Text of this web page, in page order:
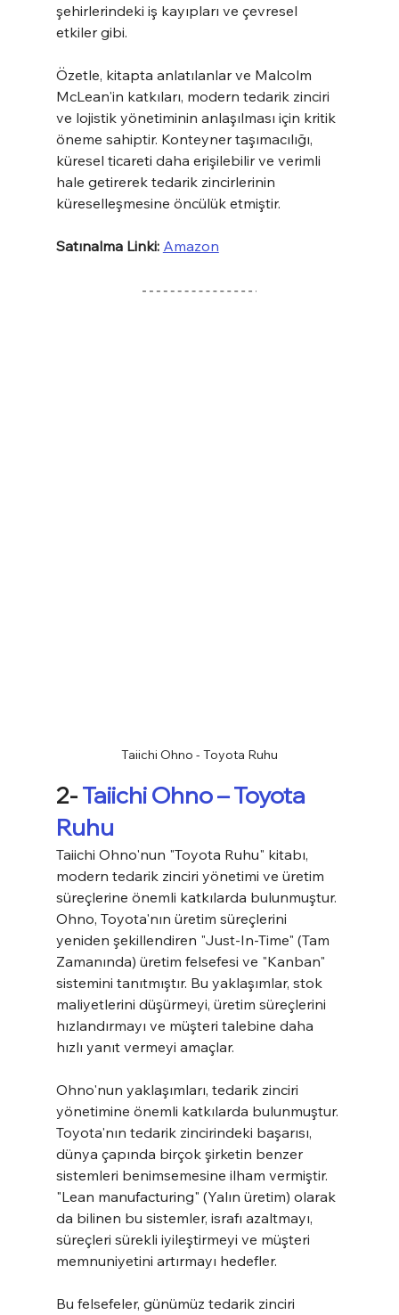
şehirlerindeki iş kayıpları ve çevresel
etkiler gibi.
Özetle, kitapta anlatılanlar ve Malcolm
McLean'in katkıları, modern tedarik zinciri
ve lojistik yönetiminin anlaşılması için kritik
öneme sahiptir. Konteyner taşımacılığı,
küresel ticareti daha erişilebilir ve verimli
hale getirerek tedarik zincirlerinin
küreselleşmesine öncülük etmiştir.
Satınalma Linki: Amazon
Taiichi Ohno - Toyota Ruhu
2- Taiichi Ohno – Toyota
Ruhu
Taiichi Ohno'nun "Toyota Ruhu" kitabı,
modern tedarik zinciri yönetimi ve üretim
süreçlerine önemli katkılarda bulunmuştur.
Ohno, Toyota'nın üretim süreçlerini
yeniden şekillendiren "Just-In-Time" (Tam
Zamanında) üretim felsefesi ve "Kanban"
sistemini tanıtmıştır. Bu yaklaşımlar, stok
maliyetlerini düşürmeyi, üretim süreçlerini
hızlandırmayı ve müşteri talebine daha
hızlı yanıt vermeyi amaçlar.
Ohno'nun yaklaşımları, tedarik zinciri
yönetimine önemli katkılarda bulunmuştur.
Toyota'nın tedarik zincirindeki başarısı,
dünya çapında birçok şirketin benzer
sistemleri benimsemesine ilham vermiştir.
"Lean manufacturing" (Yalın üretim) olarak
da bilinen bu sistemler, israfı azaltmayı,
süreçleri sürekli iyileştirmeyi ve müşteri
memnuniyetini artırmayı hedefler.
Bu felsefeler, günümüz tedarik zinciri